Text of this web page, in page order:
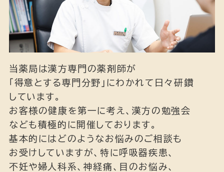
当薬局は漢方専門の薬剤師が
「得意とする専門分野」にわかれて日々研鑽
しています。
お客様の健康を第一に考え、漢方の勉強会
なども積極的に開催しております。
基本的にはどのようなお悩みのご相談も
お受けしていますが、特に呼吸器疾患、
不妊や婦人科系、神経痛、目のお悩み、